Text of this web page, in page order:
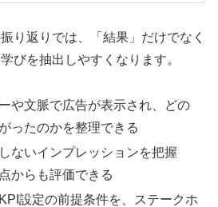
り返りでは、「結果」だけでなく
びを抽出しやすくなります。
や文脈で広告が表示され、どの
ったのかを整理できる
ないインプレッションを把握
からも評価できる
設定の前提条件を、ステークホ